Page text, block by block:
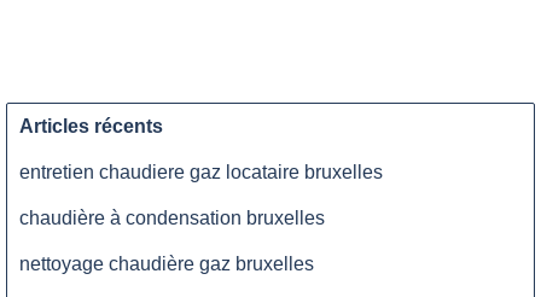
Articles récents
entretien chaudiere gaz locataire bruxelles
chaudière à condensation bruxelles
nettoyage chaudière gaz bruxelles